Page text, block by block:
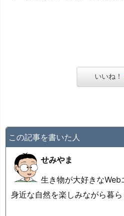
いいね！
この記事を書いた人
せみやま
生き物が大好きなWeb
身近な自然を楽しみながら暮ら